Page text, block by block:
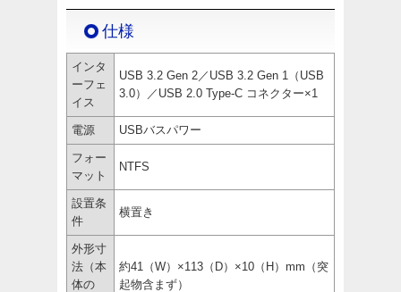
仕様
インタ
ーフェ
イス
USB 3.2 Gen 2／USB 3.2 Gen 1（USB
3.0）／USB 2.0 Type-C コネクター×1
電源 USBバスパワー
フォー
マット
NTFS
設置条
件
横置き
外形寸
法（本
体の
約41（W）×113（D）×10（H）mm（突
起物含まず）